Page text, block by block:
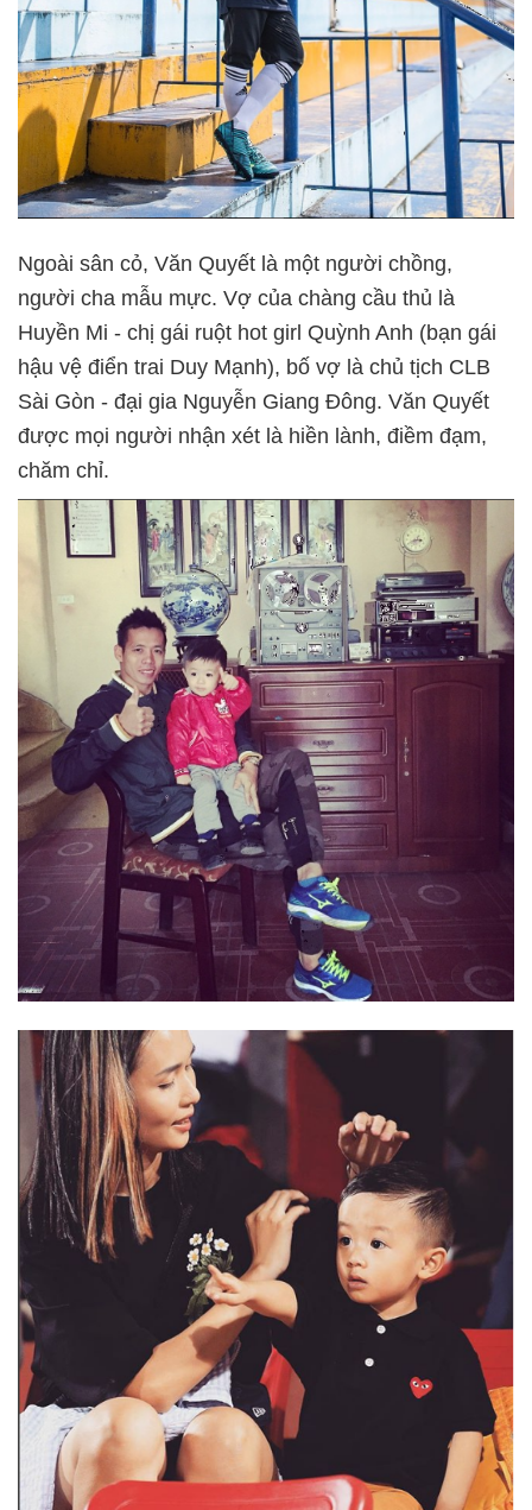
Ngoài sân cỏ, Văn Quyết là một người chồng,
người cha mẫu mực. Vợ của chàng cầu thủ là
Huyền Mi - chị gái ruột hot girl Quỳnh Anh (bạn gái
hậu vệ điển trai Duy Mạnh), bố vợ là chủ tịch CLB
Sài Gòn - đại gia Nguyễn Giang Đông. Văn Quyết
được mọi người nhận xét là hiền lành, điềm đạm,
chăm chỉ.